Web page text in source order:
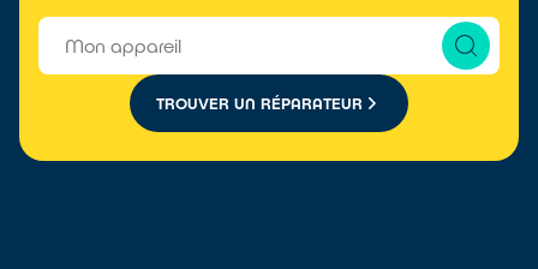
TROUVER UN RÉPARATEUR